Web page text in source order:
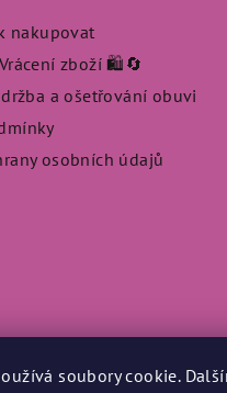
soubory cookie.
nakupovat
zboží 🛍️🔄
a ošetřování obuvi
osobních údajů